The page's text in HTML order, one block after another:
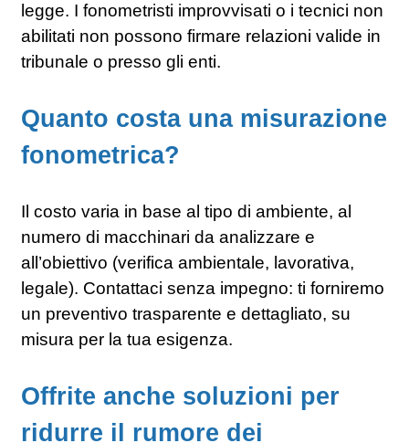
legge. I fonometristi improvvisati o i tecnici non
abilitati non possono firmare relazioni valide in
tribunale o presso gli enti.
Quanto costa una misurazione
fonometrica?
Il costo varia in base al tipo di ambiente, al
numero di macchinari da analizzare e
all’obiettivo (verifica ambientale, lavorativa,
legale). Contattaci senza impegno: ti forniremo
un preventivo trasparente e dettagliato, su
misura per la tua esigenza.
Offrite anche soluzioni per
ridurre il rumore dei